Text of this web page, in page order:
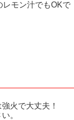
レモン汁でもOKで
火で大丈夫！
。